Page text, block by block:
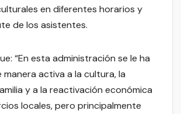
en diferentes horarios y
de los asistentes.
“En esta administración se le ha
activa a la cultura, la
y a la reactivación económica
locales, pero principalmente